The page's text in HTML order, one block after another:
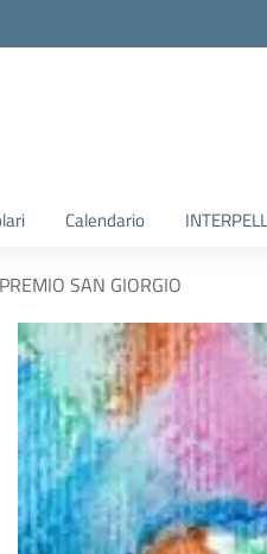
Calendario
SAN GIORGIO